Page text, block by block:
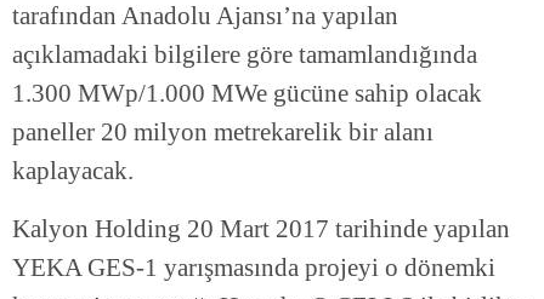
tarafından Anadolu Ajansı’na yapılan
açıklamadaki bilgilere göre tamamlandığında
1.300 MWp/1.000 MWe gücüne sahip olacak
paneller 20 milyon metrekarelik bir alanı
kaplayacak.
Kalyon Holding 20 Mart 2017 tarihinde yapılan
YEKA GES-1 yarışmasında projeyi o dönemki